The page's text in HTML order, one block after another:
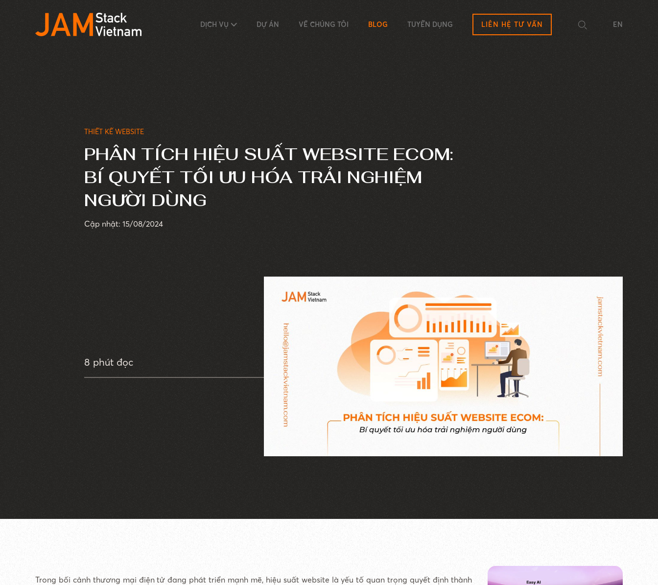
DỊCH VỤ DỰ ÁN VỀ CHÚNG TÔI BLOG TUYỂN DỤNG LIÊN HỆ TƯ VẤN EN
THIẾT KẾ WEBSITE
PHÂN TÍCH HIỆU SUẤT WEBSITE ECOM:
BÍ QUYẾT TỐI ƯU HÓA TRẢI NGHIỆM
NGƯỜI DÙNG
Cập nhật: 15/08/2024
8 phút đọc
Trong bối cảnh thương mại điện tử đang phát triển mạnh mẽ, hiệu suất website là yếu tố quan trọng quyết định thành